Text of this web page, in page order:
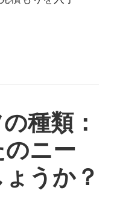
種類：
ニー
うか？